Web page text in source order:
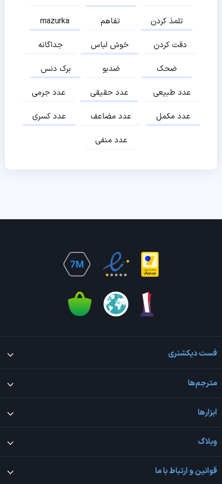
mazurka
تفاهم
تلمذ کردن
جداگانه
خوش لباس
دقت کردن
برک دنس
ضدبو
ضحک
عدد جرمی
عدد حقیقی
عدد طبیعی
عدد کسری
عدد مضاعف
عدد مکمل
عدد منفی
فست دیکشنری
مترجم‌ها
ابزارها
وبلاگ
قوانین و ارتباط با ما